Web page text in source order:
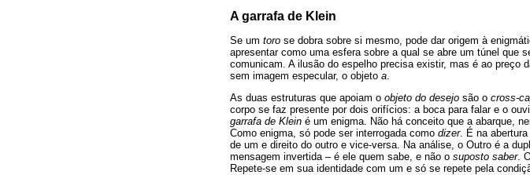
A garrafa de Klein
Se um toro se dobra sobre si mesmo, pode dar origem à
apresentar como uma esfera sobre a qual se abre um túnel que
comunicam. A ilusão do espelho precisa existir, mas é ao preço
sem imagem especular, o objeto a
As duas estruturas que apoiam o objeto do desejo são o cross-
corpo se faz presente por dois orifícios: a boca para falar e o
garrafa de Klein é um enigma. Não há conceito que a abarque,
Como enigma, só pode ser interrogada como dizer. É na
de um e direito do outro e vice-versa. Na análise, o Outro é a
mensagem invertida – é ele quem sabe, e não o suposto saber.
Repete-se em sua identidade com um e só se repete pela